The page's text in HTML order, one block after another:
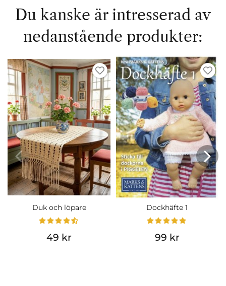
Du kanske är intresserad av
nedanstående produkter:
Duk och löpare
49 kr
Dockhäfte 1
99 kr